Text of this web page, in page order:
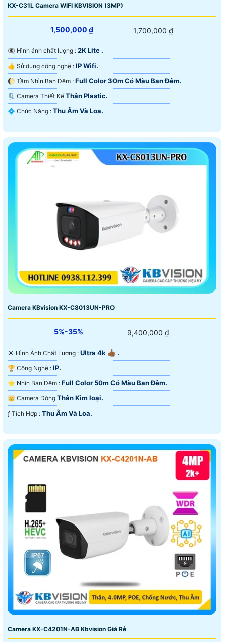
KX-C31L Camera WIFI KBVISION (3MP)
1,500,000 ₫ 1,700,000 ₫
👁️‍🗨 Hình ảnh chất lượng : 2K Lite .
👍 Sử dụng công nghệ : IP Wifi.
🌔 Tầm Nhìn Ban Đêm : Full Color 30m Có Màu Ban Ðêm.
🗜️ Camera Thiết Kế Thân Plastic.
️💠 Chức Năng : Thu Âm Và Loa.
Camera KBvision KX-C8013UN-PRO
5%-35% 9,400,000 ₫
☀️ Hình Ành Chất Lượng : Ultra 4k 👍🏾 .
🏆 Công Nghệ : IP.
⭐ Nhìn Ban Đêm : Full Color 50m Có Màu Ban Ðêm.
👑 Camera Dòng Thân Kim loại.
️ƒ Tích Hợp : Thu Âm Và Loa.
Camera KX-C4201N-AB Kbvision Giá Rẻ